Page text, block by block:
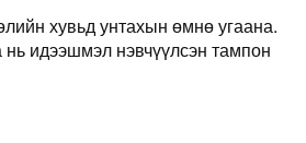
хувьд унтахын өмнө угаана.
идээшмэл нэвчүүлсэн тампон